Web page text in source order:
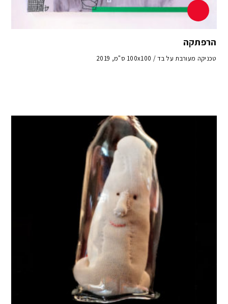
הרפתקה
טכניקה מעורבת על בד / 100x100 ס"מ, 2019